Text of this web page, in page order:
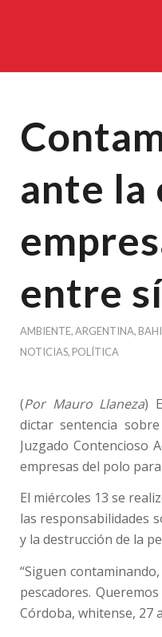
ante la
entre sí
AMBIENTE,ARGENTINA,
NOTICIAS, POLÍTICA
(Por Mauro Llaneza)
dictar sentencia
Juzgado Contencioso
empresas del polo
El miércoles 13 se
las responsabilidades
y la destrucción de la
“Siguen
pescadores.
Córdoba, whitense, 27